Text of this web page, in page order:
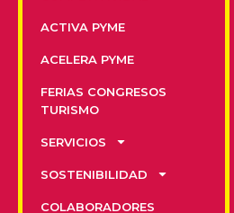
ACTIVA PYME
ACELERA PYME
FERIAS CONGRESOS
TURISMO
SERVICIOS
SOSTENIBILIDAD
COLABORADORES